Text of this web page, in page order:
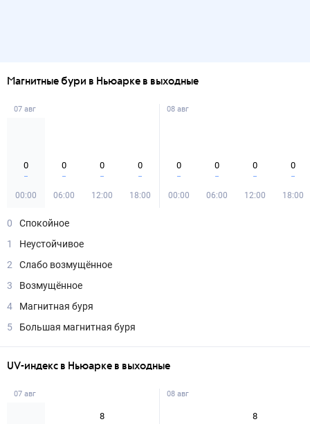
Магнитные бури в Ньюарке в выходные
07 авг
0
00:00
0
06:00
0
12:00
0
18:00
08 авг
0
00:00
0
06:00
0
12:00
0
18:00
0
Спокойное
1
Неустойчивое
2
Слабо возмущённое
3
Возмущённое
4
Магнитная буря
5
Большая магнитная буря
UV-индекс в Ньюарке в выходные
07 авг
8
08 авг
8